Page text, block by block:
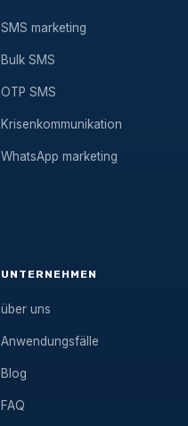
SMS marketing
Bulk SMS
OTP SMS
Krisenkommunikation
WhatsApp marketing
UNTERNEHMEN
über uns
Anwendungsfälle
Blog
FAQ